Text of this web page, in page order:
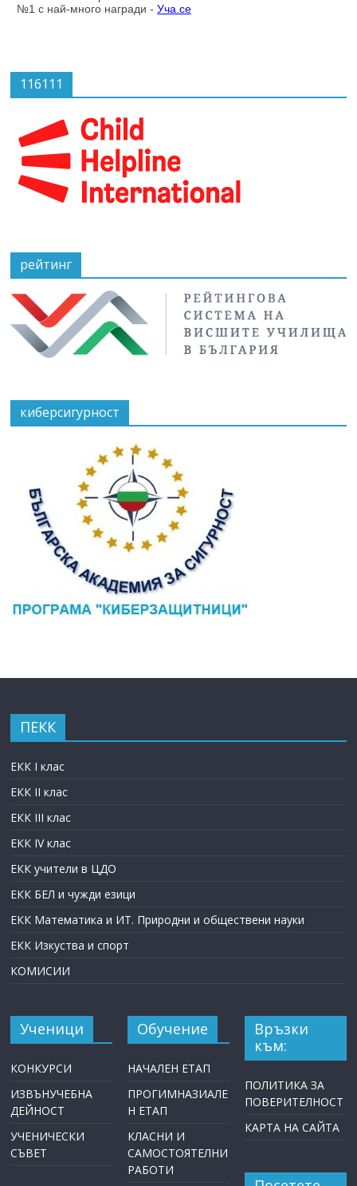
116111
рейтинг
киберсигурност
ПЕКК
ЕКК I клас
ЕКК II клас
ЕКК III клас
ЕКК IV клас
ЕКК учители в ЦДО
ЕКК БЕЛ и чужди езици
ЕКК Математика и ИТ. Природни и обществени науки
ЕКК Изкуства и спорт
КОМИСИИ
Ученици
КОНКУРСИ
ИЗВЪНУЧЕБНА
ДЕЙНОСТ
УЧЕНИЧЕСКИ
СЪВЕТ
Обучение
НАЧАЛЕН ЕТАП
ПРОГИМНАЗИАЛЕ
Н ЕТАП
КЛАСНИ И
САМОСТОЯТЕЛНИ
РАБОТИ
Връзки
към:
ПОЛИТИКА ЗА
ПОВЕРИТЕЛНОСТ
КАРТА НА САЙТА